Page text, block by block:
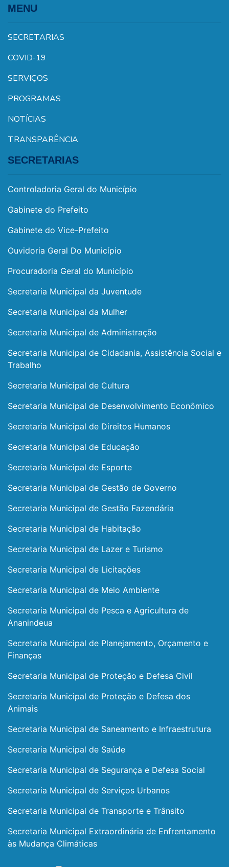
MENU
SECRETARIAS
COVID-19
SERVIÇOS
PROGRAMAS
NOTÍCIAS
TRANSPARÊNCIA
SECRETARIAS
Controladoria Geral do Município
Gabinete do Prefeito
Gabinete do Vice-Prefeito
Ouvidoria Geral Do Município
Procuradoria Geral do Município
Secretaria Municipal da Juventude
Secretaria Municipal da Mulher
Secretaria Municipal de Administração
Secretaria Municipal de Cidadania, Assistência Social e
Trabalho
Secretaria Municipal de Cultura
Secretaria Municipal de Desenvolvimento Econômico
Secretaria Municipal de Direitos Humanos
Secretaria Municipal de Educação
Secretaria Municipal de Esporte
Secretaria Municipal de Gestão de Governo
Secretaria Municipal de Gestão Fazendária
Secretaria Municipal de Habitação
Secretaria Municipal de Lazer e Turismo
Secretaria Municipal de Licitações
Secretaria Municipal de Meio Ambiente
Secretaria Municipal de Pesca e Agricultura de
Ananindeua
Secretaria Municipal de Planejamento, Orçamento e
Finanças
Secretaria Municipal de Proteção e Defesa Civil
Secretaria Municipal de Proteção e Defesa dos
Animais
Secretaria Municipal de Saneamento e Infraestrutura
Secretaria Municipal de Saúde
Secretaria Municipal de Segurança e Defesa Social
Secretaria Municipal de Serviços Urbanos
Secretaria Municipal de Transporte e Trânsito
Secretaria Municipal Extraordinária de Enfrentamento
às Mudança Climáticas